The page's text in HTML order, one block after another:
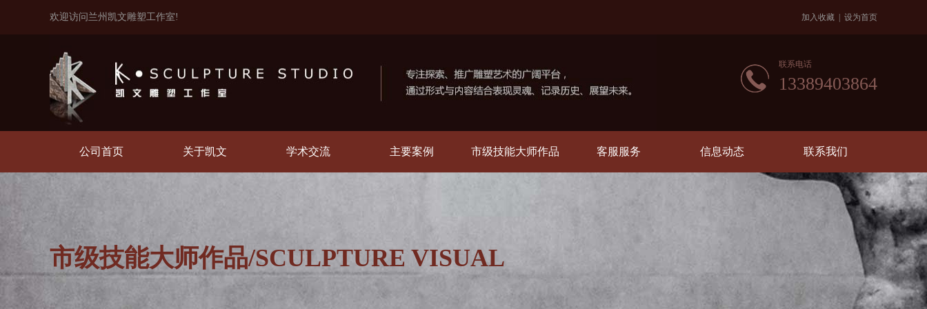
加入收藏 设为首页
欢迎访问兰州凯文雕塑工作室!
联系电话
13389403864
公司首页 关于凯文 学术交流 主要案例 市级技能大师作品 客服服务 信息动态 联系我们
市级技能大师作品/SCULPTURE VISUAL